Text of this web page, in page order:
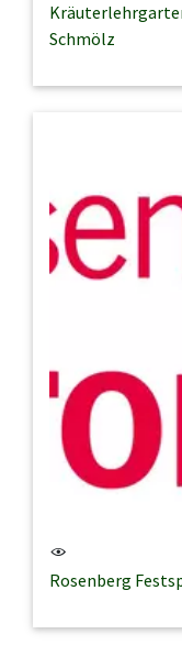
Schmölz
Rosenberg